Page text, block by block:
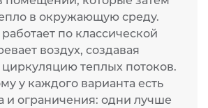
в окружающую среду.
по классической
воздух, создавая
теплых потоков.
у каждого варианта есть
и ограничения: одни лучше